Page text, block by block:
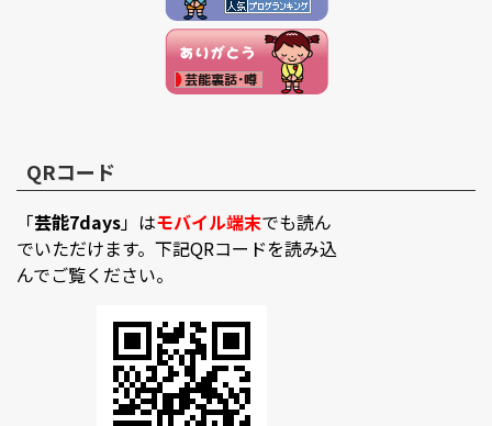
QRコード
「芸能7days」はモバイル端末でも読ん
でいただけます。下記QRコードを読み込
んでご覧ください。